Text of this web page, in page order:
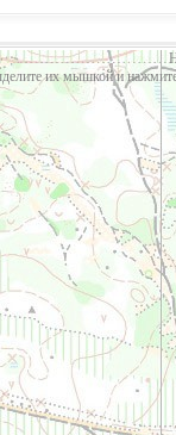
их мышкой и